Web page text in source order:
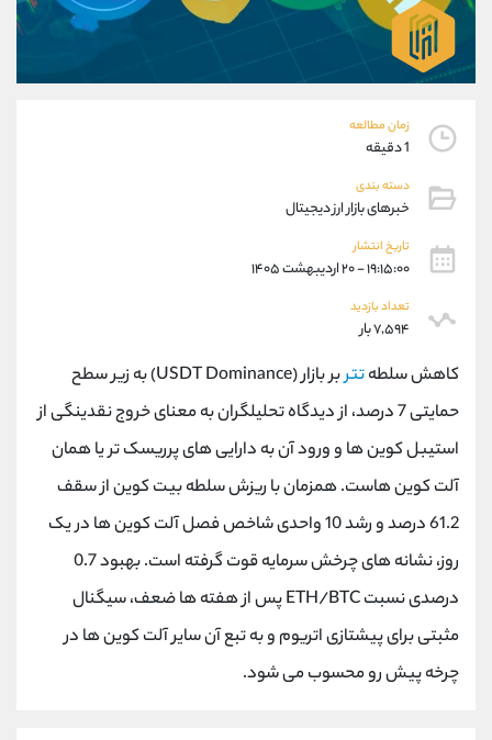
زمان مطالعه
1 دقیقه
دسته بندی
خبرهای بازار ارز دیجیتال
تاریخ انتشار
۱۹:۱۵:۰۰ - ۲۰ اردیبهشت ۱۴۰۵
تعداد بازدید
۷,۵۹۴ بار
کاهش سلطهتتر
بر بازار (USDT Dominance) به زیر سطح
حمایتی 7 درصد، از دیدگاه تحلیلگران به معنای خروج نقدینگی از
استیبل کوین ها و ورود آن به دارایی های پرریسک تر یا همان
آلت کوین هاست. همزمان با ریزش سلطه بیت کوین از سقف
61.2 درصد و رشد 10 واحدی شاخص فصل آلت کوین ها در یک
روز، نشانه های چرخش سرمایه قوت گرفته است. بهبود 0.7
درصدی نسبت ETH/BTC پس از هفته ها ضعف، سیگنال
مثبتی برای پیشتازی اتریوم و به تبع آن سایر آلت کوین ها در
چرخه پیش رو محسوب می شود.
09101364784
واتساپ شروع گفتگو
تلگرام
داخلی 104
پشتیبان فروش
واتساپ
داخلی
اطلاعات تماس
021-22021030
021-22021040
بدون پیش شماره 90001030
اینستاگرام @alireza.mehrabii
@alirezamehrabi_com
کانال بله @alirezamehrabi_official